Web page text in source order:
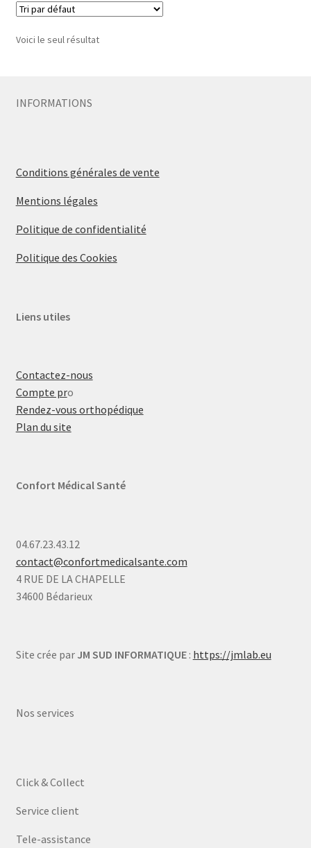
Voici le seul résultat
INFORMATIONS
Conditions générales de vente
Mentions légales
Politique de confidentialité
Politique des Cookies
Liens utiles
Contactez-nous
Compte pro
Rendez-vous orthopédique
Plan du site
Confort Médical Santé
04.67.23.43.12
contact@confortmedicalsante.com
4 RUE DE LA CHAPELLE
34600 Bédarieux
Site crée par JM SUD INFORMATIQUE: https://jmlab.eu
Nos services
Click & Collect
Service client
Tele-assistance